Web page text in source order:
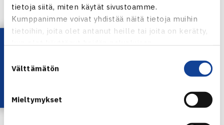
tietoja siitä, miten käytät sivustoamme.
Kumppanimme voivat yhdistää näitä tietoja muihin
tietoihin, joita olet antanut heille tai joita on kerätty,
valinta
Välttämätön
Mieltymykset
ATP Challenger-turnaus Ostravassa
Jaa:
← Edellinen
Seuraava uutinen: M.Kontinen jatkaa … →
Lataa OmaTennis!